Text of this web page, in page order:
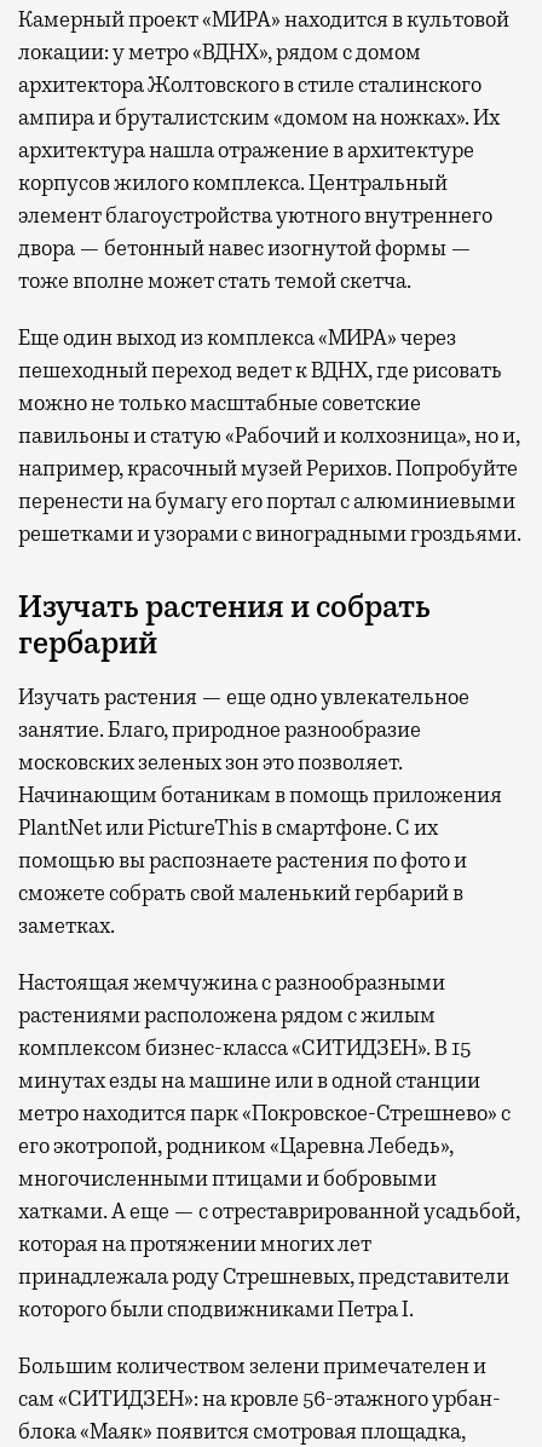
Камерный проект «МИРА» находится в культовой
локации: у метро «ВДНХ», рядом с домом
архитектора Жолтовского в стиле сталинского
ампира и бруталистским «домом на ножках». Их
архитектура нашла отражение в архитектуре
корпусов жилого комплекса. Центральный
элемент благоустройства уютного внутреннего
двора — бетонный навес изогнутой формы —
тоже вполне может стать темой скетча.
Еще один выход из комплекса «МИРА» через
пешеходный переход ведет к ВДНХ, где рисовать
можно не только масштабные советские
павильоны и статую «Рабочий и колхозница», но и,
например, красочный музей Рерихов. Попробуйте
перенести на бумагу его портал с алюминиевыми
решетками и узорами с виноградными гроздьями.
Изучать растения и собрать
гербарий
Изучать растения — еще одно увлекательное
занятие. Благо, природное разнообразие
московских зеленых зон это позволяет.
Начинающим ботаникам в помощь приложения
PlantNet или PictureThis в смартфоне. С их
помощью вы распознаете растения по фото и
сможете собрать свой маленький гербарий в
заметках.
Настоящая жемчужина с разнообразными
растениями расположена рядом с жилым
комплексом бизнес-класса «СИТИДЗЕН». В 15
минутах езды на машине или в одной станции
метро находится парк «Покровское-Стрешнево» с
его экотропой, родником «Царевна Лебедь»,
многочисленными птицами и бобровыми
хатками. А еще — с отреставрированной усадьбой,
которая на протяжении многих лет
принадлежала роду Стрешневых, представители
которого были сподвижниками Петра I.
Большим количеством зелени примечателен и
сам «СИТИДЗЕН»: на кровле 56-этажного урбан-
блока «Маяк» появится смотровая площадка,